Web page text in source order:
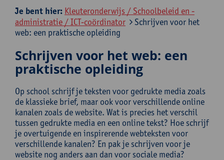
Je bent hier: Kleuteronderwijs / Schoolbeleid en -
administratie / ICT-coördinator
Schrijven voor het
web: een praktische opleiding
Schrijven voor het web: een
praktische opleiding
Op school schrijf je teksten voor gedrukte media zoals
de klassieke brief, maar ook voor verschillende online
kanalen zoals de website. Wat is precies het verschil
tussen gedrukte media en een online tekst? Hoe schrijf
je overtuigende en inspirerende webteksten voor
verschillende kanalen? En pak je schrijven voor je
website nog anders aan dan voor sociale media?